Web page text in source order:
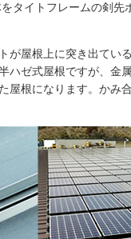
タイトフレームの剣先
が屋根上に突き出てい
ハゼ式屋根ですが、金
屋根になります。かみ